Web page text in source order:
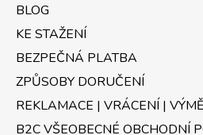
BLOG
KE STAŽENÍ
BEZPEČNÁ PLATBA
ZPŮSOBY DORUČENÍ
REKLAMACE | VRÁCENÍ |
B2C VŠEOBECNÉ OBCHODNÍ